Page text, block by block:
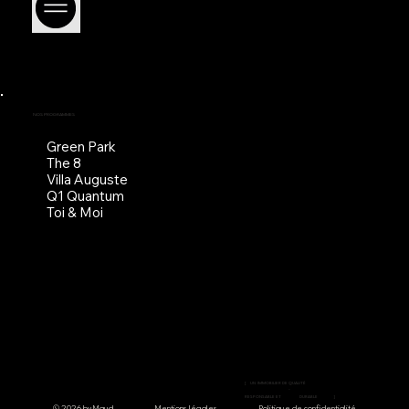
NOS PROGRAMMES
Green Park
The 8
Villa Auguste
Q1 Quantum
Toi & Moi
IMMOBILIER DE QUALITÉ